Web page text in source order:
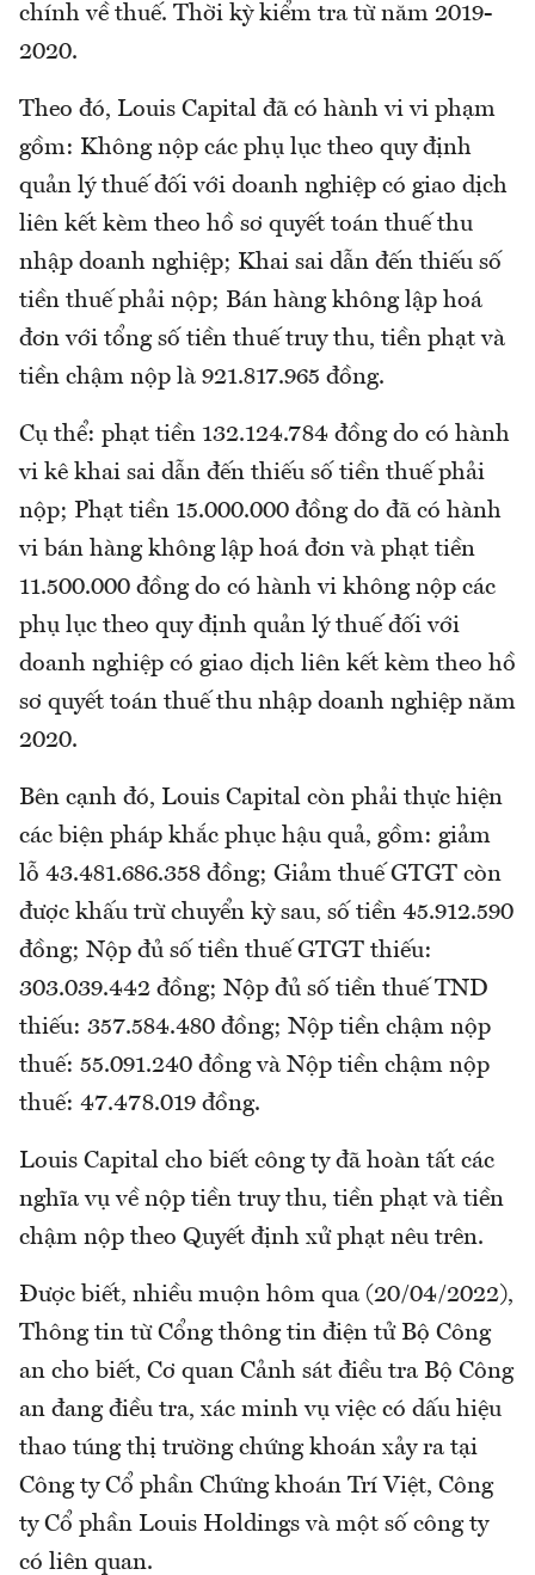
chính về thuế. Thời kỳ kiểm tra từ năm 2019-
2020.
Theo đó, Louis Capital đã có hành vi vi phạm
gồm: Không nộp các phụ lục theo quy định
quản lý thuế đối với doanh nghiệp có giao dịch
liên kết kèm theo hồ sơ quyết toán thuế thu
nhập doanh nghiệp; Khai sai dẫn đến thiếu số
tiền thuế phải nộp; Bán hàng không lập hoá
đơn với tổng số tiền thuế truy thu, tiền phạt và
tiền chậm nộp là 921.817.965 đồng.
Cụ thể: phạt tiền 132.124.784 đồng do có hành
vi kê khai sai dẫn đến thiếu số tiền thuế phải
nộp; Phạt tiền 15.000.000 đồng do đã có hành
vi bán hàng không lập hoá đơn và phạt tiền
11.500.000 đồng do có hành vi không nộp các
phụ lục theo quy định quản lý thuế đối với
doanh nghiệp có giao dịch liên kết kèm theo hồ
sơ quyết toán thuế thu nhập doanh nghiệp năm
2020.
Bên cạnh đó, Louis Capital còn phải thực hiện
các biện pháp khắc phục hậu quả, gồm: giảm
lỗ 43.481.686.358 đồng; Giảm thuế GTGT còn
được khấu trừ chuyển kỳ sau, số tiền 45.912.590
đồng; Nộp đủ số tiền thuế GTGT thiếu:
303.039.442 đồng; Nộp đủ số tiền thuế TND
thiếu: 357.584.480 đồng; Nộp tiền chậm nộp
thuế: 55.091.240 đồng và Nộp tiền chậm nộp
thuế: 47.478.019 đồng.
Louis Capital cho biết công ty đã hoàn tất các
nghĩa vụ về nộp tiền truy thu, tiền phạt và tiền
chậm nộp theo Quyết định xử phạt nêu trên.
Được biết, nhiều muộn hôm qua (20/04/2022),
Thông tin từ Cổng thông tin điện tử Bộ Công
an cho biết, Cơ quan Cảnh sát điều tra Bộ Công
an đang điều tra, xác minh vụ việc có dấu hiệu
thao túng thị trường chứng khoán xảy ra tại
Công ty Cổ phần Chứng khoán Trí Việt, Công
ty Cổ phần Louis Holdings và một số công ty
có liên quan.